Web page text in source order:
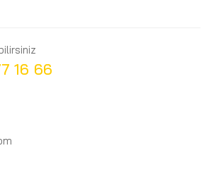
16 66